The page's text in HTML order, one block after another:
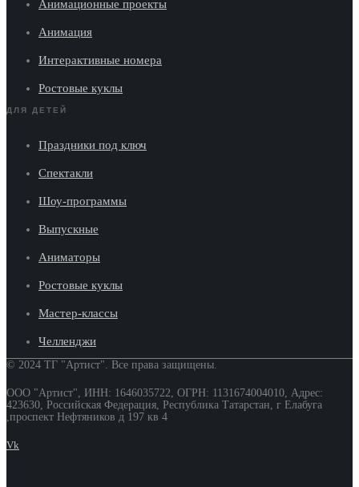
Анимационные проекты
Анимация
Интерактивные номера
Ростовые куклы
ДЛЯ ДЕТЕЙ
Праздники под ключ
Спектакли
Шоу-программы
Выпускные
Аниматоры
Ростовые куклы
Мастер-классы
Челленджи
© 2024 ТГ "Артист". Все права защищены.
ООО "Артист", ИНН: 1646035722, ОГРН: 1131674004010, Адрес:
423630, Российская Федерация, Республика Татарстан, г Елабуга
,проспект Нефтяников д 197 кв 4
Vk